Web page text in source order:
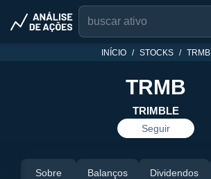
INÍCIO STOCKS TRMB
TRMB
TRIMBLE
Seguir
Sobre Balanços Dividendos